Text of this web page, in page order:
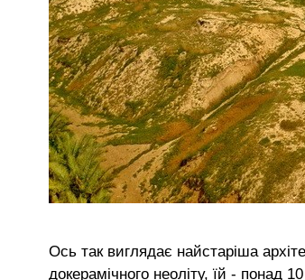
Ось так виглядає найстаріша
докерамічного неоліту, їй - понад